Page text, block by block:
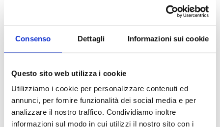
Consenso Dettagli Informazioni sui cookie
Questo sito web utilizza i cookie
Utilizziamo i cookie per personalizzare contenuti ed
annunci, per fornire funzionalità dei social media e per
analizzare il nostro traffico. Condividiamo inoltre
informazioni sul modo in cui utilizzi il nostro sito con i
the possibility of swimming
9.30 - 12.30|